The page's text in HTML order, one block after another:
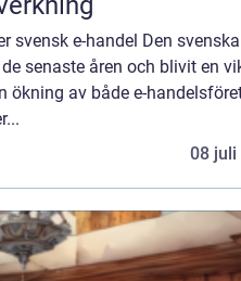
svensk e-handel Den
senaste åren och blivit en
ökning av både e-
08 juli